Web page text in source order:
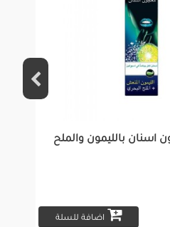
بالليمون والملح
اضافة للسلة